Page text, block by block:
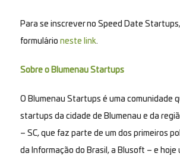
Para se inscrever no Speed Date Startups
formulário neste link.
Sobre o Blumenau Startups
O Blumenau Startups é uma comunidade
startups da cidade de Blumenau e da
– SC, que faz parte de um dos primeiros
da Informação do Brasil, a Blusoft – e hoje